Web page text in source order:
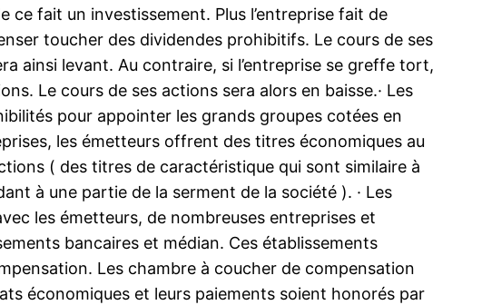
fait un investissement. Plus l’entreprise fait de
toucher des dividendes prohibitifs. Le cours de ses
ainsi levant. Au contraire, si l’entreprise se greffe tort,
Le cours de ses actions sera alors en baisse.· Les
pour appointer les grands groupes cotées en
les émetteurs offrent des titres économiques au
( des titres de caractéristique qui sont similaire à
à une partie de la serment de la société ). · Les
les émetteurs, de nombreuses entreprises et
bancaires et médian. Ces établissements
Les chambre à coucher de compensation
économiques et leurs paiements soient honorés par